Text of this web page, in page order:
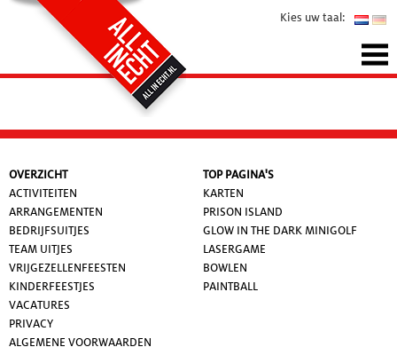
Kies uw taal:
OVERZICHT
ACTIVITEITEN
ARRANGEMENTEN
BEDRIJFSUITJES
TEAM UITJES
VRIJGEZELLENFEESTEN
KINDERFEESTJES
VACATURES
PRIVACY
ALGEMENE VOORWAARDEN
TOP PAGINA'S
KARTEN
PRISON ISLAND
GLOW IN THE DARK MINIGOLF
LASERGAME
BOWLEN
PAINTBALL